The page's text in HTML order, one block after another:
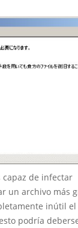
capaz de infectar
un archivo más
inútil
podría